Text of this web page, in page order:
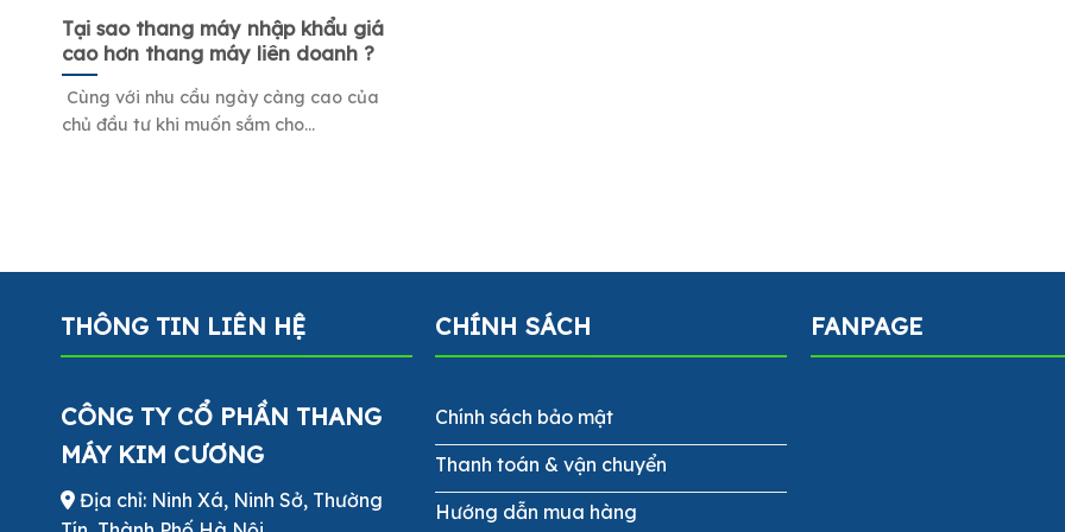
Tại sao thang máy nhập khẩu giá
cao hơn thang máy liên doanh ?
Cùng với nhu cầu ngày càng cao của
chủ đầu tư khi muốn sắm cho...
THÔNG TIN LIÊN HỆ
CÔNG TY CỔ PHẦN THANG
MÁY KIM CƯƠNG
Địa chỉ: Ninh Xá, Ninh Sở, Thường
CHÍNH SÁCH
Chính sách bảo mật
Thanh toán & vận chuyển
Hướng dẫn mua hàng
FANPAGE